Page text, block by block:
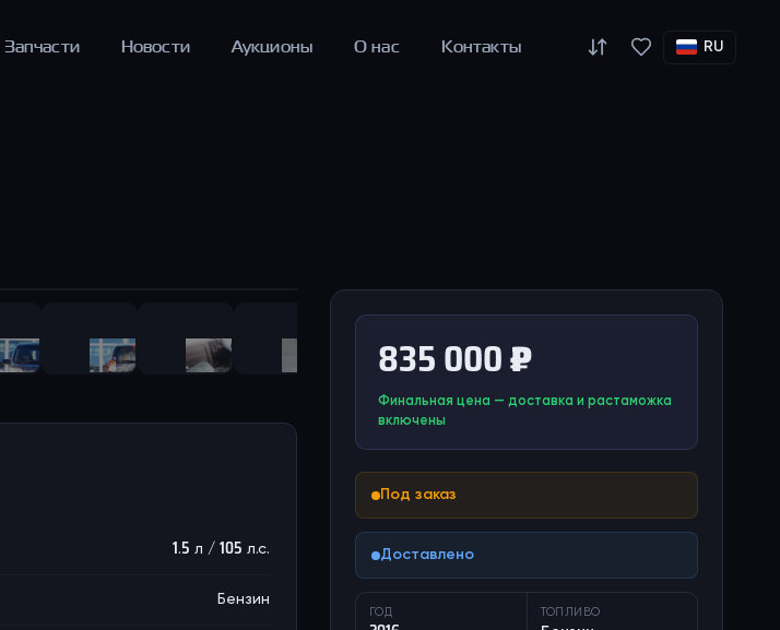
Запчасти Новости Аукционы О нас Контакты RU
835 000 ₽
Финальная цена — доставка и растаможка
включены
Под заказ
Доставлено
ГОД ТОПЛИВО
1.5 л / 105 л.с.
Бензин